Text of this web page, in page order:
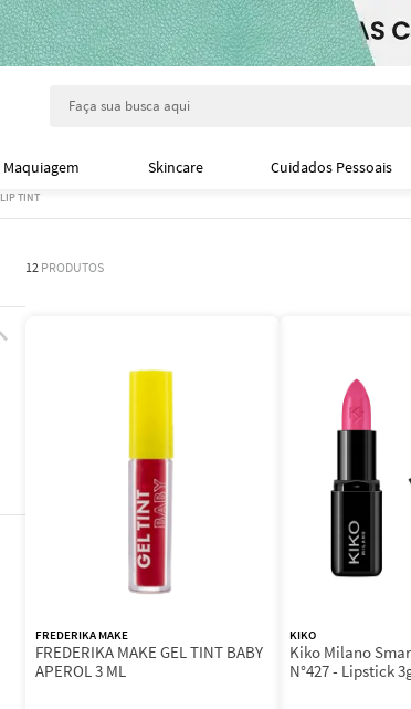
Maquiagem Skincare Cuidados Pessoais
LIP TINT
12 PRODUTOS
FREDERIKA MAKE
FREDERIKA MAKE GEL TINT BABY
APEROL 3 ML
KIKO
Kiko Milano
N°427 - Lipstick